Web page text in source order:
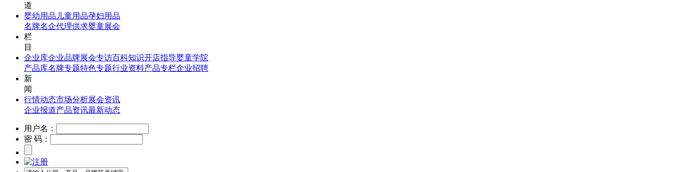
道
婴幼用品 儿童用品孕妇用品
名牌名企代理供求婴童展会
栏
目
企业库企业品牌展会专访百科知识开店指导婴童学院
产品库名牌专题特色专题行业资料产品专栏企业招聘
新
闻
行情动态市场分析展会资讯
企业报道产品资讯最新动态
用户名：
密 码：